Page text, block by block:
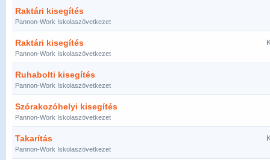
Raktári kisegítés
Pannon-Work Iskolaszövetkezet
Raktári kisegítés
Pannon-Work Iskolaszövetkezet
Ruhabolti kisegítés
Pannon-Work Iskolaszövetkezet
Szórakozóhelyi kisegítés
Pannon-Work Iskolaszövetkezet
Takarítás
Pannon-Work Iskolaszövetkezet